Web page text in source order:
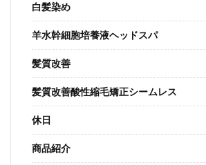
白髪染め
羊水幹細胞培養液ヘッドスパ
髪質改善
髪質改善酸性縮毛矯正シームレス
休日
商品紹介